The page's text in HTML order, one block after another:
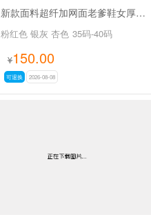
新款面料超纤加网面老爹鞋女厚底增高休闲运动女鞋SA2679
粉红色 银灰 杏色 35码-40码
¥150.00
可退换 2026-08-08